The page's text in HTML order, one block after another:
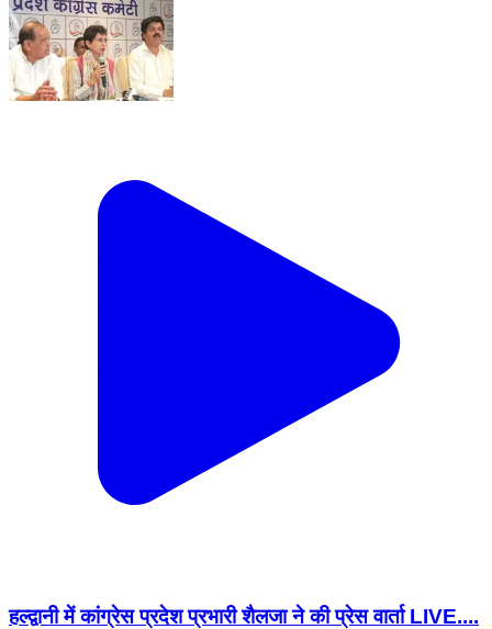
हल्द्वानी में कांग्रेस प्रदेश प्रभारी शैलजा ने की प्रेस वार्ता LIVE....